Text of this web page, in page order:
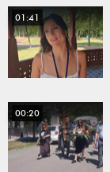
01:41
00:20